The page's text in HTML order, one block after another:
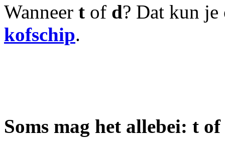
Wanneer t of d? Dat kun
kofschip.
Soms mag het allebei: t